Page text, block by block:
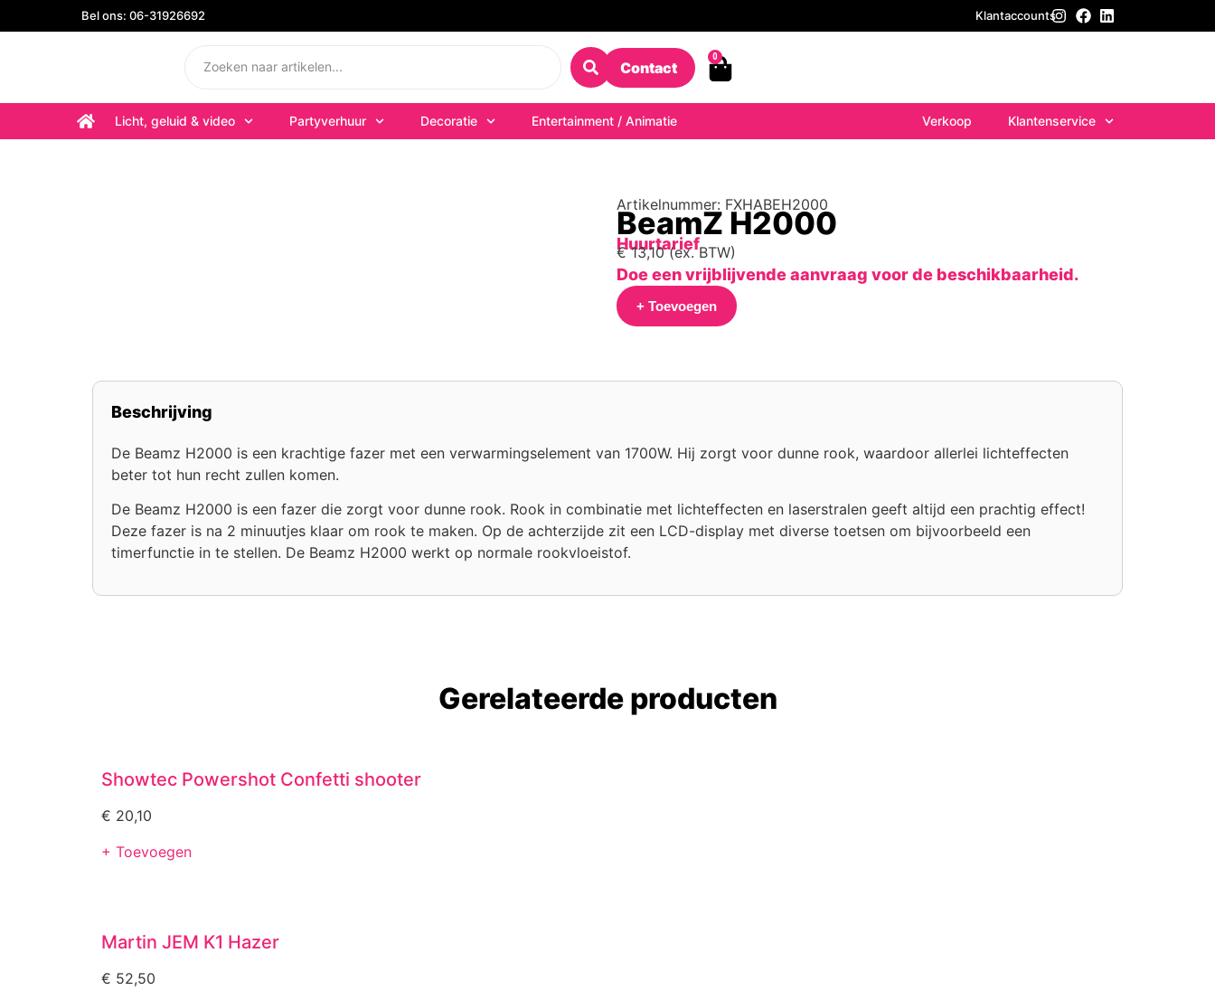
Bel ons: 06-31926692 Klantaccounts
Contact
0
Licht, geluid & video Partyverhuur Decoratie Entertainment / Animatie Verkoop Klantenservice
Artikelnummer: FXHABEH2000
BeamZ H2000
Huurtarief
€13,10(ex. BTW)
Doe een vrijblijvende aanvraag voor de beschikbaarheid.
+ Toevoegen
Beschrijving
De Beamz H2000 is een krachtige fazer met een verwarmingselement van 1700W. Hij zorgt voor dunne rook, waardoor allerlei lichteffecten
beter tot hun recht zullen komen.
De Beamz H2000 is een fazer die zorgt voor dunne rook. Rook in combinatie met lichteffecten en laserstralen geeft altijd een prachtig effect!
Deze fazer is na 2 minuutjes klaar om rook te maken. Op de achterzijde zit een LCD-display met diverse toetsen om bijvoorbeeld een
timerfunctie in te stellen. De Beamz H2000 werkt op normale rookvloeistof.
Gerelateerde producten
Showtec Powershot Confetti shooter
€ 20,10
+ Toevoegen
Martin JEM K1 Hazer
€ 52,50